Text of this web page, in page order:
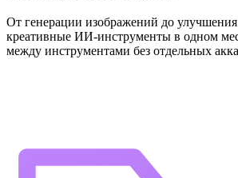
От генерации изображений до
креативные ИИ-инструменты в одном
между инструментами без отдельных